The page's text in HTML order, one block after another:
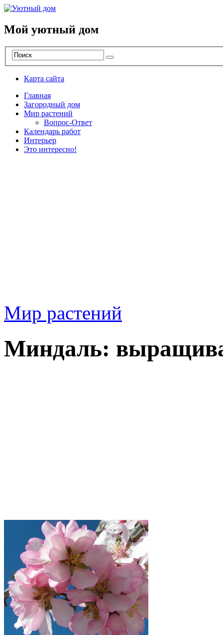
Мой уютный дом
Карта сайта
Главная
Загородный дом
Мир растений
Вопрос-Ответ
Календарь работ
Интерьер
Это интересно!
Мир растений
Миндаль: